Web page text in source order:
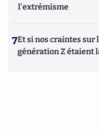
l'extrémisme
7Et si nos craintes sur
génération Z étaient